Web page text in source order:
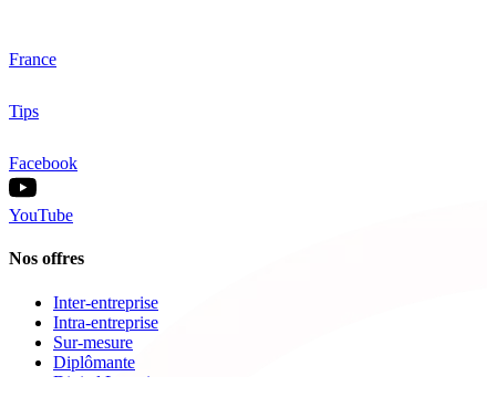
France
Tips
Facebook
YouTube
Nos offres
Inter-entreprise
Intra-entreprise
Sur-mesure
Diplômante
Digital Learning